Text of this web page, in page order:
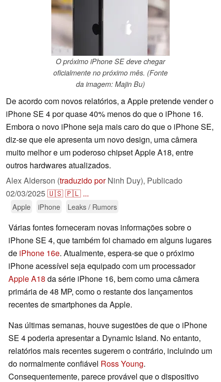
O próximo iPhone SE deve chegar
oficialmente no próximo mês. (Fonte
da imagem: Majin Bu)
De acordo com novos relatórios, a Apple pretende vender o
iPhone SE 4 por quase 40% menos do que o iPhone 16.
Embora o novo iPhone seja mais caro do que o iPhone SE,
diz-se que ele apresenta um novo design, uma câmera
muito melhor e um poderoso chipset Apple A18, entre
outros hardwares atualizados.
Alex Alderson (traduzido porNinh Duy), Publicado
02/03/2025🇺🇸🇵🇱 ...
Apple iPhone Leaks / Rumors
Várias fontes forneceram novas informações sobre o
iPhone SE 4, que também foi chamado em alguns lugares
de iPhone 16e. Atualmente, espera-se que o próximo
iPhone acessível seja equipado com um processador
Apple A18 da série iPhone 16, bem como uma câmera
primária de 48 MP, como o restante dos lançamentos
recentes de smartphones da Apple.
Nas últimas semanas, houve sugestões de que o iPhone
SE 4 poderia apresentar a Dynamic Island. No entanto,
relatórios mais recentes sugerem o contrário, incluindo um
do normalmente confiável Ross Young.
Consequentemente, parece provável que o dispositivo